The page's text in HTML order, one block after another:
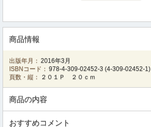
商品情報
出版年月： 2016年3月
ISBNコード： 978-4-309-02452-3 (4-309-02452-1)
頁数・縦：
２０１Ｐ ２０ｃｍ
商品の内容
おすすめコメント